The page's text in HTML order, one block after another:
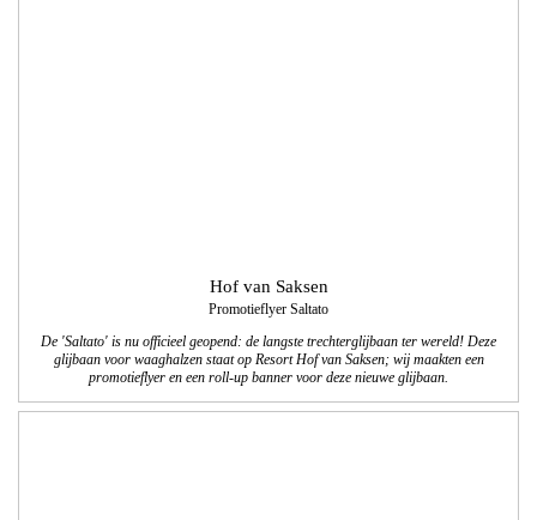
Hof van Saksen
Promotieflyer Saltato
De 'Saltato' is nu officieel geopend: de langste trechterglijbaan ter wereld! Deze
glijbaan voor waaghalzen staat op Resort Hof van Saksen; wij maakten een
promotieflyer en een roll-up banner voor deze nieuwe glijbaan.